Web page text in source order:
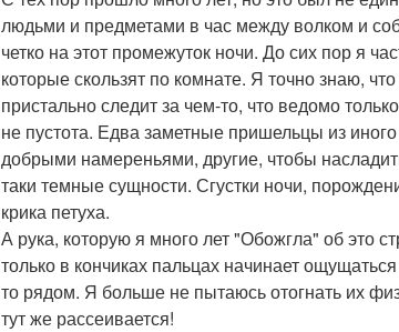
людьми и предметами в час между волком и
четко на этот промежуток ночи. До сих пор я
которые скользят по комнате. Я точно знаю,
пристально следит за чем-то, что ведомо
не пустота. Едва заметные пришельцы из
добрыми намереньями, другие, чтобы
таки темные сущности. Сгустки ночи,
крика петуха.
А рука, которую я много лет "Обожгла" об это
только в кончиках пальцах начинает
то рядом. Я больше не пытаюсь отогнать их
тут же рассеивается!